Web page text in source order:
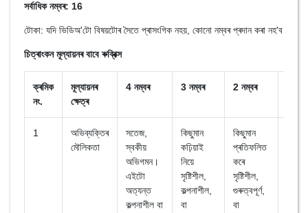
সৰ্বাধিক নম্বৰ: 16
টোকা: যদি ভিডিঅ'টো বিষয়টোৰ সৈতে প্ৰাসংগিক নহয়, কোনো নম্বৰ প্ৰদান কৰা নহ'ব
চিত্ৰাংকন মূল্যায়নৰ বাবে ৰুব্ৰিক্স
ক্ৰমিক
নং.
মূল্যায়নৰ
ক্ষেত্ৰ
4 নম্বৰ 3 নম্বৰ 2 নম্বৰ
1
অভিব্যক্তিৰ
মৌলিকতা
সতেজ,
স্বকীয়
অভিগমন।
এইটো
অত্যন্ত
কল্পনাশীল বা
কিছুমান
কঢ়িয়াই
নিয়ে
সৃষ্টিশীল,
কল্পনাশীল,
বা
কিছুমান
প্ৰতিফলিত
কৰে
সৃষ্টিশীল,
গুৰুত্বপূৰ্ণ,
বা